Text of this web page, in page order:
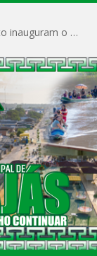
Prefeito Vivaldo Mendes e vice-prefeito Quito inauguram o CAPS e fortalecem a saúde pública em Anajás.